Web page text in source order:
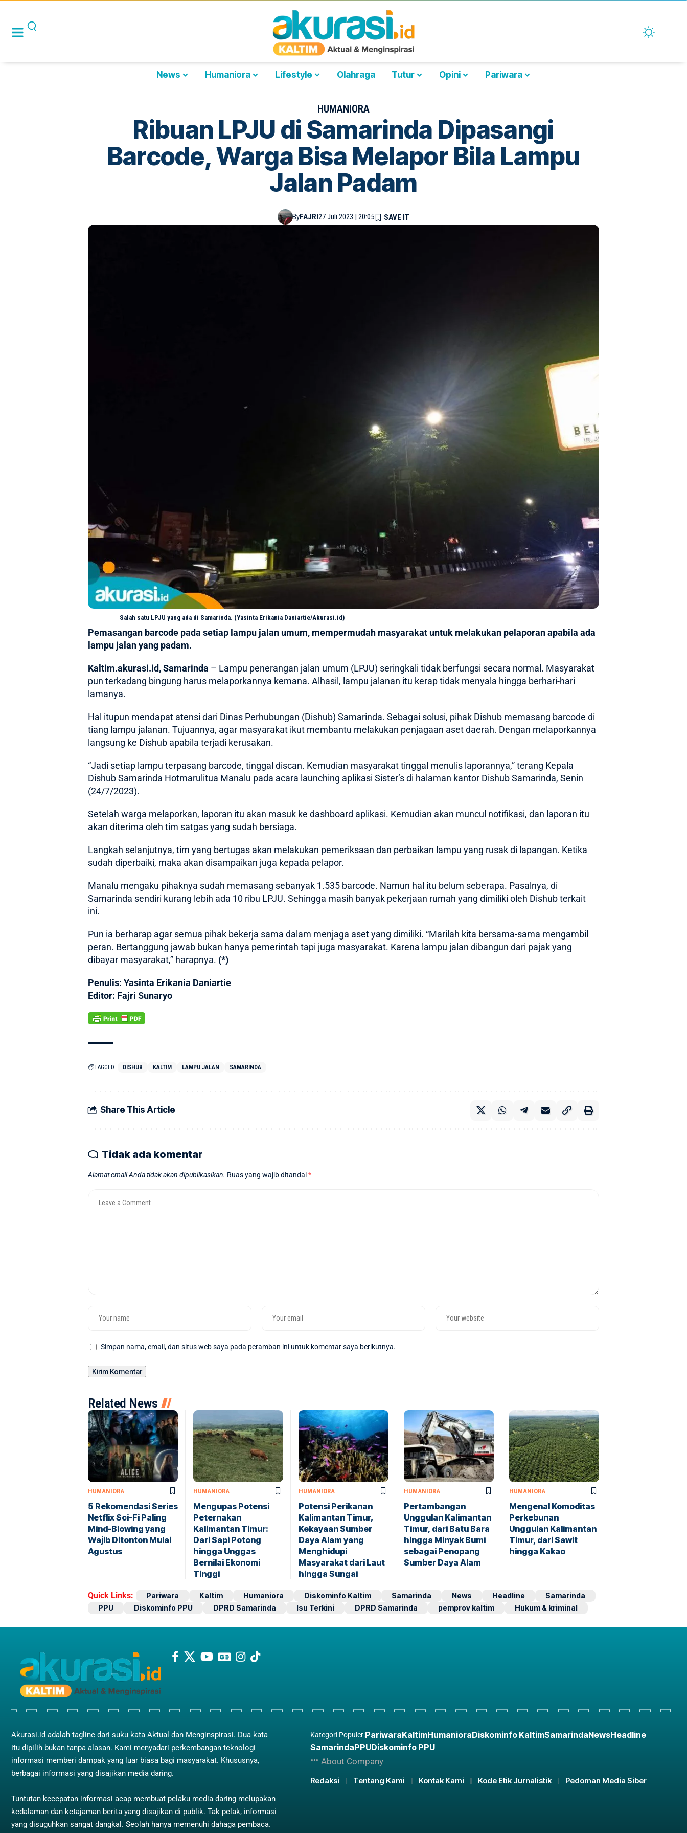
News Humaniora Lifestyle Olahraga Tutur Opini Pariwara
HUMANIORA
Ribuan LPJU di Samarinda Dipasangi
Barcode, Warga Bisa Melapor Bila Lampu
Jalan Padam
ByFAJRI27 Juli 2023 | 20:05
Salah satu LPJU yang ada di Samarinda. (Yasinta Erikania Daniartie/Akurasi.id)
Pemasangan barcode pada setiap lampu jalan umum, mempermudah masyarakat untuk melakukan pelaporan apabila ada
lampu jalan yang padam.
Kaltim.akurasi.id, Samarinda – Lampu penerangan jalan umum (LPJU) seringkali tidak berfungsi secara normal. Masyarakat
pun terkadang bingung harus melaporkannya kemana. Alhasil, lampu jalanan itu kerap tidak menyala hingga berhari-hari
lamanya.
Hal itupun mendapat atensi dari Dinas Perhubungan (Dishub) Samarinda. Sebagai solusi, pihak Dishub memasang barcode di
tiang lampu jalanan. Tujuannya, agar masyarakat ikut membantu melakukan penjagaan aset daerah. Dengan melaporkannya
langsung ke Dishub apabila terjadi kerusakan.
“Jadi setiap lampu terpasang barcode, tinggal discan. Kemudian masyarakat tinggal menulis laporannya,” terang Kepala
Dishub Samarinda Hotmarulitua Manalu pada acara launching aplikasi Sister’s di halaman kantor Dishub Samarinda, Senin
(24/7/2023).
Setelah warga melaporkan, laporan itu akan masuk ke dashboard aplikasi. Kemudian akan muncul notifikasi, dan laporan itu
akan diterima oleh tim satgas yang sudah bersiaga.
Langkah selanjutnya, tim yang bertugas akan melakukan pemeriksaan dan perbaikan lampu yang rusak di lapangan. Ketika
sudah diperbaiki, maka akan disampaikan juga kepada pelapor.
Manalu mengaku pihaknya sudah memasang sebanyak 1.535 barcode. Namun hal itu belum seberapa. Pasalnya, di
Samarinda sendiri kurang lebih ada 10 ribu LPJU. Sehingga masih banyak pekerjaan rumah yang dimiliki oleh Dishub terkait
ini.
Pun ia berharap agar semua pihak bekerja sama dalam menjaga aset yang dimiliki. “Marilah kita bersama-sama mengambil
peran. Bertanggung jawab bukan hanya pemerintah tapi juga masyarakat. Karena lampu jalan dibangun dari pajak yang
dibayar masyarakat,” harapnya. (*)
Penulis: Yasinta Erikania Daniartie
Editor: Fajri Sunaryo
TAGGED: DISHUB KALTIM LAMPU JALAN SAMARINDA
Share This Article
Tidak ada komentar
Alamat email Anda tidak akan dipublikasikan. Ruas yang wajib ditandai*
Simpan nama, email, dan situs web saya pada peramban ini untuk komentar saya berikutnya.
Related News
HUMANIORA
5 Rekomendasi Series
Netflix Sci-Fi Paling
Mind-Blowing yang
Wajib Ditonton Mulai
Agustus
HUMANIORA
Mengupas Potensi
Peternakan
Kalimantan Timur:
Dari Sapi Potong
hingga Unggas
Bernilai Ekonomi
Tinggi
HUMANIORA
Potensi Perikanan
Kalimantan Timur,
Kekayaan Sumber
Daya Alam yang
Menghidupi
Masyarakat dari Laut
hingga Sungai
HUMANIORA
Pertambangan
Unggulan Kalimantan
Timur, dari Batu Bara
hingga Minyak Bumi
sebagai Penopang
Sumber Daya Alam
HUMANIORA
Mengenal Komoditas
Perkebunan
Unggulan Kalimantan
Timur, dari Sawit
hingga Kakao
Quick Links: Pariwara Kaltim Humaniora Diskominfo Kaltim Samarinda News Headline
Samarinda
PPU
Diskominfo PPU DPRD Samarinda Isu Terkini DPRD Samarinda pemprov kaltim Hukum & kriminal
Akurasi.id adalah tagline dari suku kata Aktual dan Menginspirasi. Dua kata
itu dipilih bukan tanpa alasan. Kami menyadari perkembangan teknologi
informasi memberi dampak yang luar biasa bagi masyarakat. Khususnya,
berbagai informasi yang disajikan media daring.
Tuntutan kecepatan informasi acap membuat pelaku media daring melupakan
kedalaman dan ketajaman berita yang disajikan di publik. Tak pelak, informasi
yang disuguhkan sangat dangkal. Seolah hanya memenuhi dahaga pembaca.
Kategori Populer:PariwaraKaltimHumanioraDiskominfo KaltimSamarindaNewsHeadline
SamarindaPPUDiskominfo PPU
About Company
Redaksi
Tentang Kami Kontak Kami Kode Etik Jurnalistik Pedoman Media Siber